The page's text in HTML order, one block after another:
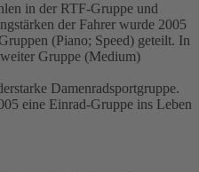
in der RTF-Gruppe und
der Fahrer wurde 2005
(Piano; Speed) geteilt. In
Gruppe (Medium)
Damenradsportgruppe.
eine Einrad-Gruppe ins Leben